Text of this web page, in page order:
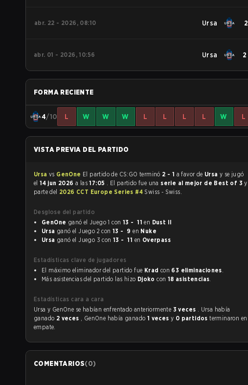
abr. 22 - 2026, 08:10 Ursa 2
abr. 01 - 2026, 10:56 Ursa 2
FORMA RECIENTE
4/10 L W W W L L L L W L
VISTA PREVIA DEL PARTIDO
Ursa vs GenOne El partido de CS:GO terminó 2 - 1 a favor de Ursa y se jugó
el14 jun 2026 a las17:05 . El partido fue una serie al mejor de Best of 3y
parte del 2026 CCT Europe Series #4 Swiss - Swiss.
Desglose del partido
GenOne
ganó el Juego 1 con 13 - 11 en Dust II
Ursa
ganó el Juego 2 con 13 - 9 en Nuke
Ursa
ganó el Juego 3 con 13 - 11 en Overpass
Estadísticas clave de jugadores
El máximo eliminador del partido fue Krad con 63 eliminaciones.
Más asistencias del partido las hizo Djoko con 18 asistencias.
Estadísticas cara a cara
Ursa y GenOne se habían enfrentado anteriormente 3 veces . Ursa había
ganado 2 veces , GenOne había ganado 1 veces y 0 partidosterminaron en
empate.
COMENTARIOS(0)